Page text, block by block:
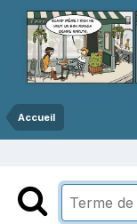
Accueil